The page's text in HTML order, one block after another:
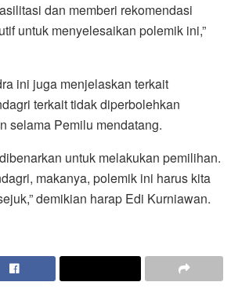
dan memberi rekomendasi
untuk menyelesaikan polemik ini,”
ini juga menjelaskan terkait
terkait tidak diperbolehkan
selama Pemilu mendatang.
untuk melakukan pemilihan.
makanya, polemik ini harus kita
demikian harap Edi Kurniawan.